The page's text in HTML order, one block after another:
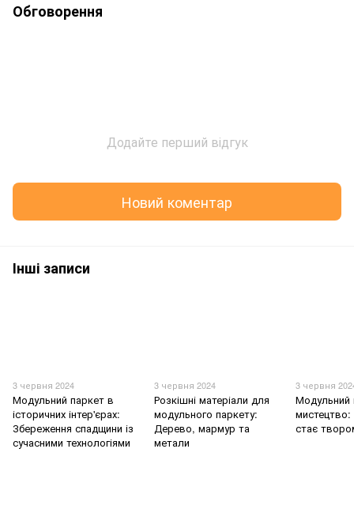
Обговорення
Додайте перший відгук
Новий коментар
Інші записи
3 червня 2024
Модульний паркет в
історичних інтер'єрах:
Збереження спадщини із
сучасними технологіями
3 червня 2024
Розкішні матеріали для
модульного паркету:
Дерево, мармур та
метали
3 червня
Модульний
мистецтво:
стає